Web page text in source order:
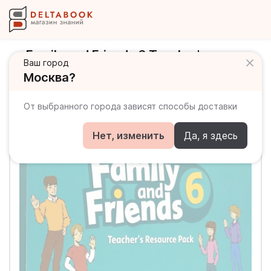
Ваш город
Москва?
От выбранного города зависят способы доставки
Нет, изменить Да, я здесь
Family and Friends 6 Teacher's
Resource Pack Дополнительные